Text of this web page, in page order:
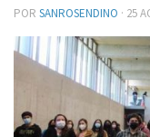
POR SANROSENDINO · 25